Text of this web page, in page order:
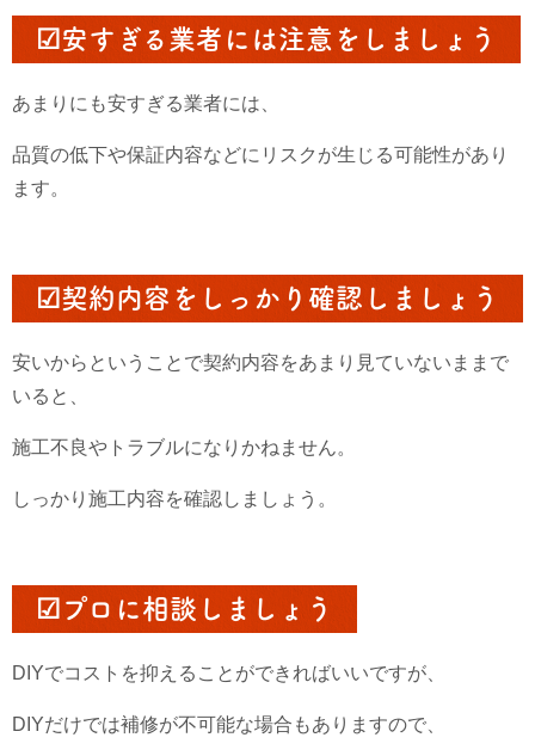
☑安すぎる業者には注意をしましょう
あまりにも安すぎる業者には、
品質の低下や保証内容などにリスクが生じる可能性があり
ます。
☑契約内容をしっかり確認しましょう
安いからということで契約内容をあまり見ていないままで
いると、
施工不良やトラブルになりかねません。
しっかり施工内容を確認しましょう。
☑プロに相談しましょう
DIYでコストを抑えることができればいいですが、
DIYだけでは補修が不可能な場合もありますので、